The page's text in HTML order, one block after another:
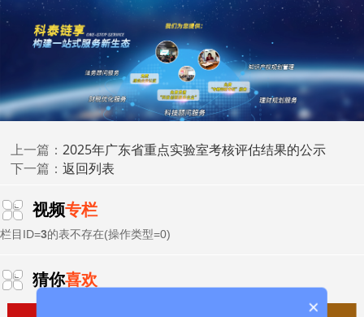
定、省市重点实验室认定、新型研发机构认定、
专精特新中
小企业、专精特新“小巨人”、制造业单项冠军、专利软著申
请、研发费用加计扣除、两化融合贯标 认证、科技型中小企
业评价入库、创新创业大赛、专利奖、科学技术奖、科技成
果评价、科技成果转化等服务。关注【科小泰】公众号，及
时获取最新科技项目资讯！
上一篇： 2025年广东省重点实验室考核评估结果的公示
下一篇：返回列表
视频专栏
栏目ID=3的表不存在(操作类型=0)
猜你喜欢
×